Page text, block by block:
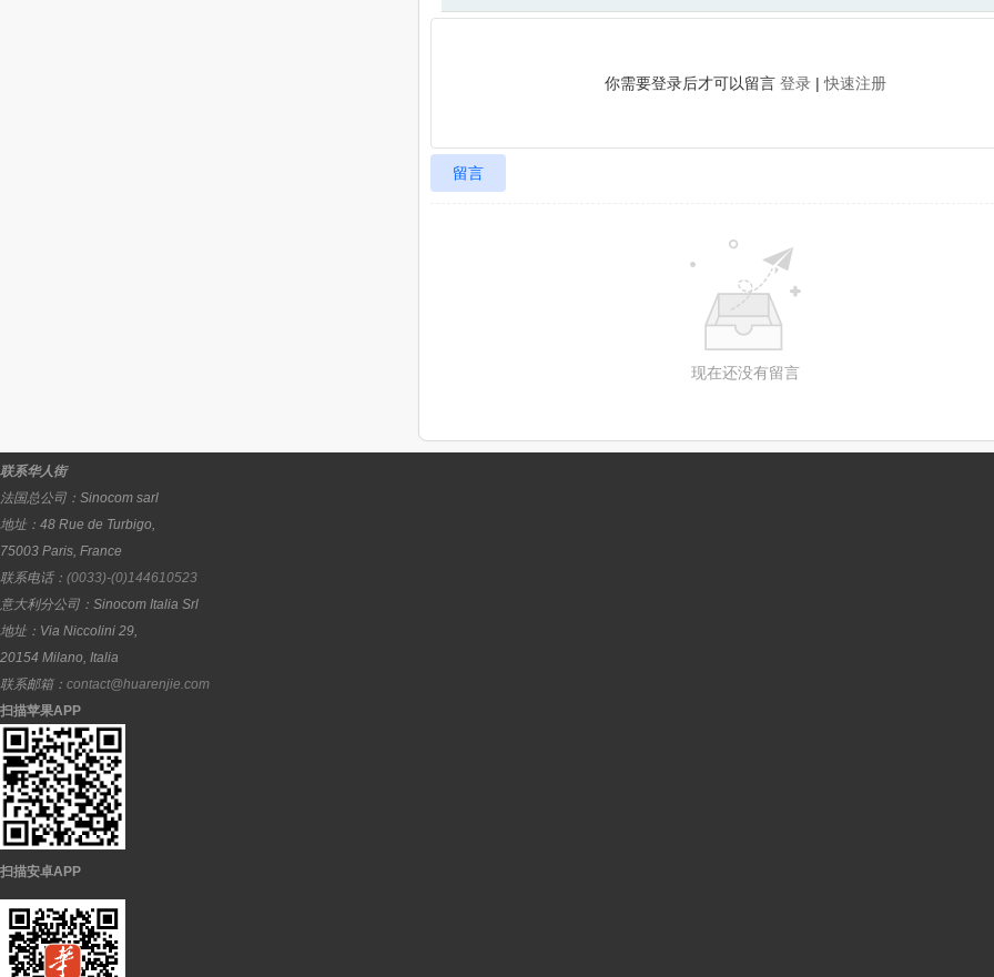
你需要登录后才可以留言 登录 |快速注册
留言
现在还没有留言
联系华人街
法国总公司： Sinocom sarl
地址： 48 Rue de Turbigo,
75003 Paris, France
联系电话： (0033)-(0)144610523
意大利分公司： Sinocom Italia Srl
地址： Via Niccolini 29,
20154 Milano, Italia
联系邮箱： contact@huarenjie.com
扫描苹果APP
扫描安卓APP